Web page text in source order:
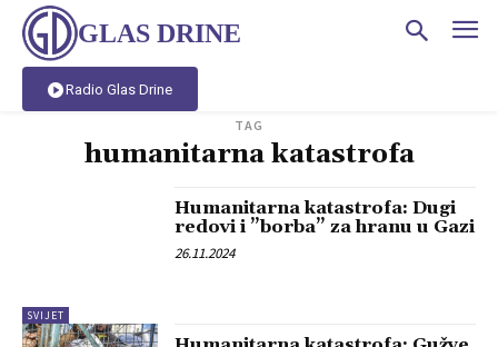
GLAS DRINE
Radio Glas Drine
TAG
humanitarna katastrofa
SVIJET
Humanitarna katastrofa: Dugi
redovi i ”borba” za hranu u Gazi
26.11.2024